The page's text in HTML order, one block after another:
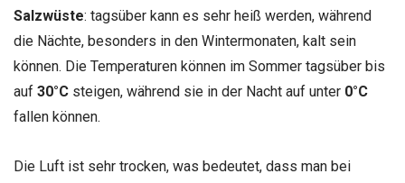
Salzwüste: tagsüber kann es sehr heiß werden, während
die Nächte, besonders in den Wintermonaten, kalt sein
können. Die Temperaturen können im Sommer tagsüber bis
auf 30°C steigen, während sie in der Nacht auf unter 0°C
fallen können.
Die Luft ist sehr trocken, was bedeutet, dass man bei